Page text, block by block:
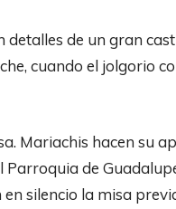
detalles de un gran
cuando el jolgorio
Mariachis hacen su
de
silencio la misa